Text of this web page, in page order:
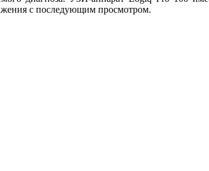
с последующим просмотром.